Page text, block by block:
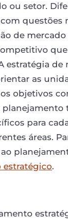
ou setor.
questões
de
estratégia
as
objetivos
para
áreas.
estratégico.